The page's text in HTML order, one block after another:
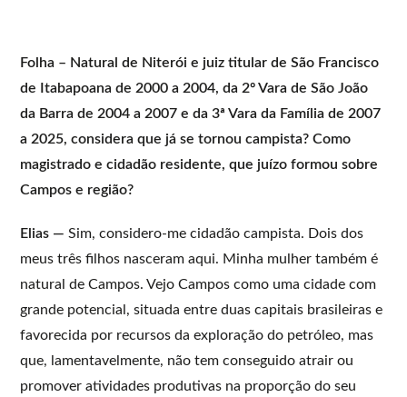
Folha – Natural de Niterói e juiz titular de São Francisco
de Itabapoana de 2000 a 2004, da 2º Vara de São João
da Barra de 2004 a 2007 e da 3ª Vara da Família de 2007
a 2025, considera que já se tornou campista? Como
magistrado e cidadão residente, que juízo formou sobre
Campos e região?
Elias — Sim, considero-me cidadão campista. Dois dos
meus três filhos nasceram aqui. Minha mulher também é
natural de Campos. Vejo Campos como uma cidade com
grande potencial, situada entre duas capitais brasileiras e
favorecida por recursos da exploração do petróleo, mas
que, lamentavelmente, não tem conseguido atrair ou
promover atividades produtivas na proporção do seu